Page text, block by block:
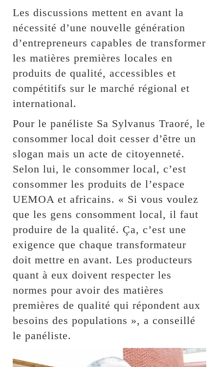
Les discussions mettent en avant la
nécessité d’une nouvelle génération
d’entrepreneurs capables de transformer
les matières premières locales en
produits de qualité, accessibles et
compétitifs sur le marché régional et
international.
Pour le panéliste Sa Sylvanus Traoré, le
consommer local doit cesser d’être un
slogan mais un acte de citoyenneté.
Selon lui, le consommer local, c’est
consommer les produits de l’espace
UEMOA et africains. « Si vous voulez
que les gens consomment local, il faut
produire de la qualité. Ça, c’est une
exigence que chaque transformateur
doit mettre en avant. Les producteurs
quant à eux doivent respecter les
normes pour avoir des matières
premières de qualité qui répondent aux
besoins des populations », a conseillé
le panéliste.